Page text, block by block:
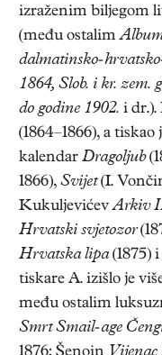
izraženim biljegom
(među ostalim
dalmatinsko-
1864, Slob. i kr. zem.
do godine 1902. i dr.).
(1864–1866), a
kalendar Dragoljub
1866), Svijet(I.
KukuljevićevArkiv
Hrvatski svjetozor
Hrvatska lipa(1875) i
tiskare A. izišlo je
među ostalim
Smrt Smail-age